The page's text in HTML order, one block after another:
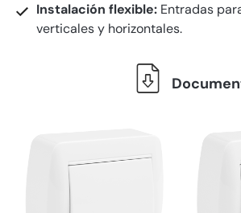
Instalación flexible: Entradas
verticales y horizontales.